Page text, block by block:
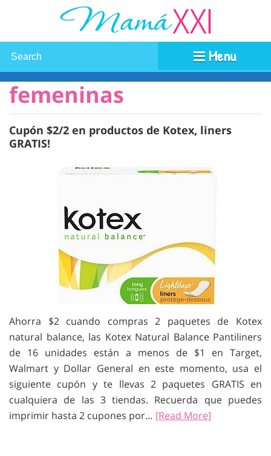
Menu
femeninas
Cupón $2/2 en productos de Kotex, liners
GRATIS!
Ahorra $2 cuando compras 2 paquetes de Kotex
natural balance, las Kotex Natural Balance Pantiliners
de 16 unidades están a menos de $1 en Target,
Walmart y Dollar General en este momento, usa el
siguiente cupón y te llevas 2 paquetes GRATIS en
cualquiera de las 3 tiendas. Recuerda que puedes
imprimir hasta 2 cupones por… [Read More]